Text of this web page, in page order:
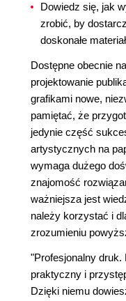
Dowiedz się, jak
zrobić, by
doskonałe
Dostępne obecnie
projektowanie
grafikami nowe,
pamiętać, że
jedynie część
artystycznych na
wymaga dużego
znajomość
ważniejsza jest
należy korzystać i
zrozumieniu
"Profesjonalny druk.
praktyczny i
Dzięki niemu